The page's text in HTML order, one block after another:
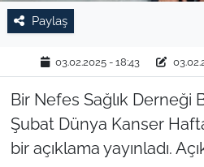
Paylaş
03.02.2025 - 18:43
Bir Nefes Sağlık Derneği
Şubat Dünya Kanser
bir açıklama yayınladı.
SPOR
YAŞAM
EDİRNE
TEKİRDAĞ